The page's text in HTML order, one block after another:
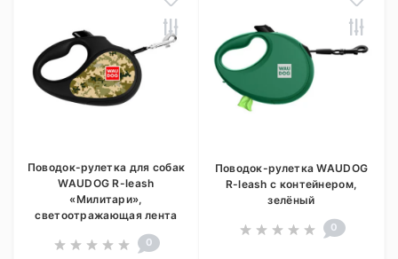
Поводок-рулетка для собак
WAUDOG R-leash
«Милитари»,
светоотражающая лента
0
Поводок-рулетка WAUDOG
R-leash с контейнером,
зелёный
0